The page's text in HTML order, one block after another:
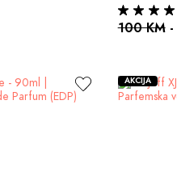
100 KM-
AKCIJA